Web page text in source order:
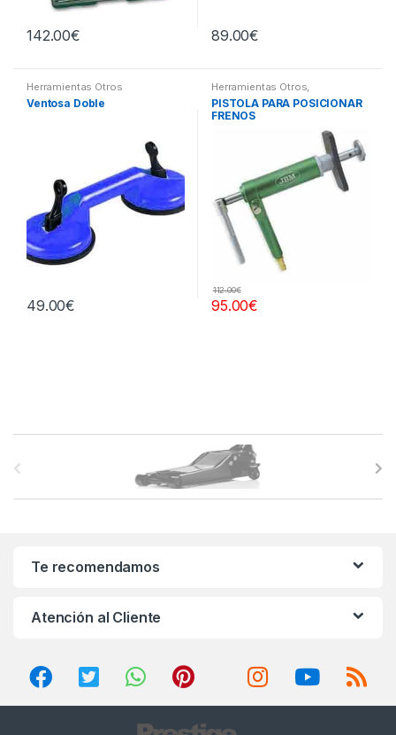
142.00€ 89.00€
Herramientas Otros
Ventosa Doble
49.00€
Herramientas Otros,
Herramientas Frenos y
Refrigeración
PISTOLA PARA POSICIONAR
FRENOS
95.00€
112.00€
a
Te recomendamos
Atención al Cliente